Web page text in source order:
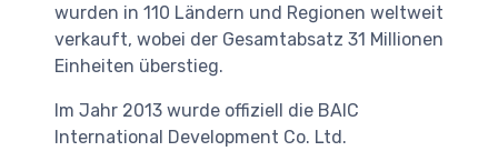
wurden in 110 Ländern und Regionen weltweit
verkauft, wobei der Gesamtabsatz 31 Millionen
Einheiten überstieg.
Im Jahr 2013 wurde offiziell die BAIC
International Development Co. Ltd.